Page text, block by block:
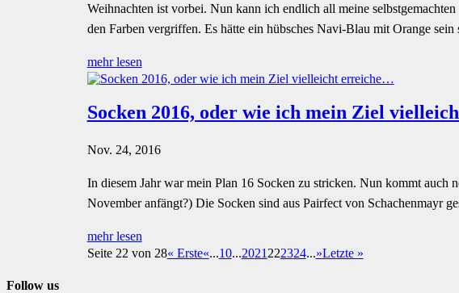
Weihnachten ist vorbei. Nun kann ich endlich all meine
den Farben vergriffen. Es hätte ein hübsches Navi-Blau mit Orange
mehr lesen
Socken 2016, oder wie ich mein Ziel
Nov. 24, 2016
In diesem Jahr war mein Plan 16 Socken zu stricken. Nun kommt auch
November anfängt?) Die Socken sind aus Pairfect von Schachenmayr
mehr lesen
Seite 22 von 28« Erste«...10...2021 222324...»Letzte »
Follow us